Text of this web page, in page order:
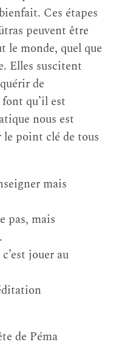
Ces étapes
peuvent être
le monde, quel que
Elles suscitent
de
qu’il est
nous est
le point clé de tous
mais
pas, mais
jouer au
de Péma